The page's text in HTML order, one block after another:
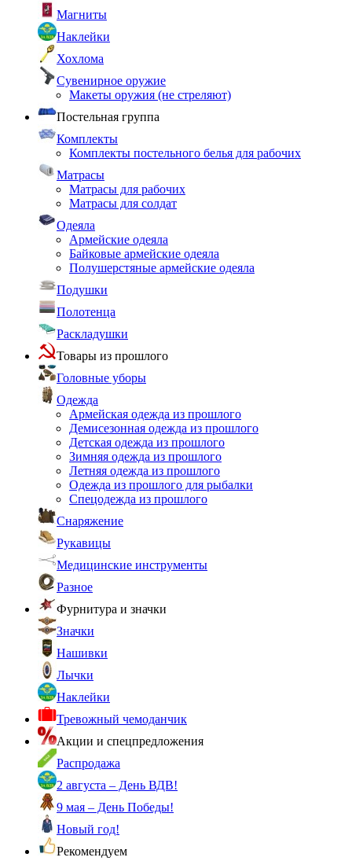
Магниты
Наклейки
Хохлома
Сувенирное оружие
Макеты оружия (не стреляют)
Постельная группа
Комплекты
Комплекты постельного белья для рабочих
Матрасы
Матрасы для рабочих
Матрасы для солдат
Одеяла
Армейские одеяла
Байковые армейские одеяла
Полушерстяные армейские одеяла
Подушки
Полотенца
Раскладушки
Товары из прошлого
Головные уборы
Одежда
Армейская одежда из прошлого
Демисезонная одежда из прошлого
Детская одежда из прошлого
Зимняя одежда из прошлого
Летняя одежда из прошлого
Одежда из прошлого для рыбалки
Спецодежда из прошлого
Снаряжение
Рукавицы
Медицинские инструменты
Разное
Фурнитура и значки
Значки
Нашивки
Лычки
Наклейки
Тревожный чемоданчик
Акции и спецпредложения
Распродажа
2 августа – День ВДВ!
9 мая – День Победы!
Новый год!
Рекомендуем